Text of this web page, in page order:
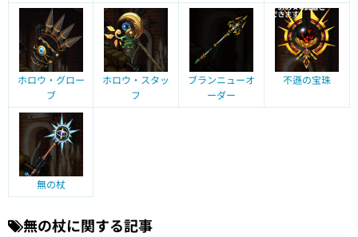
ホロウ・グロー
ブ
ホロウ・スタッ
フ
ブランニューオ
ーダー
不遜の宝珠
無の杖
無の杖に関する記事